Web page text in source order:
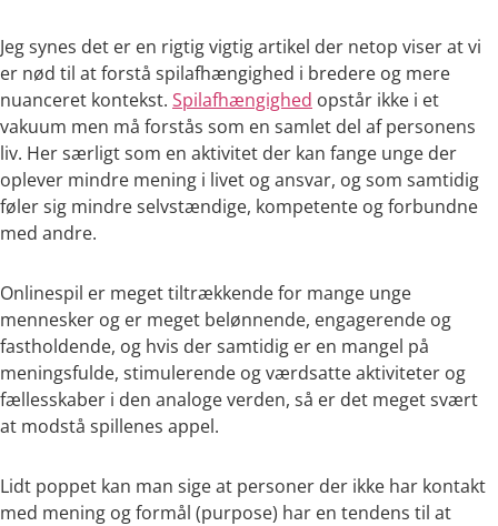
Jeg synes det er en rigtig vigtig artikel der netop viser at vi
er nød til at forstå spilafhængighed i bredere og mere
nuanceret kontekst. Spilafhængighed opstår ikke i et
vakuum men må forstås som en samlet del af personens
liv. Her særligt som en aktivitet der kan fange unge der
oplever mindre mening i livet og ansvar, og som samtidig
føler sig mindre selvstændige, kompetente og forbundne
med andre.
Onlinespil er meget tiltrækkende for mange unge
mennesker og er meget belønnende, engagerende og
fastholdende, og hvis der samtidig er en mangel på
meningsfulde, stimulerende og værdsatte aktiviteter og
fællesskaber i den analoge verden, så er det meget svært
at modstå spillenes appel.
Lidt poppet kan man sige at personer der ikke har kontakt
med mening og formål (purpose) har en tendens til at